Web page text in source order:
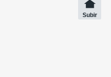
Subir